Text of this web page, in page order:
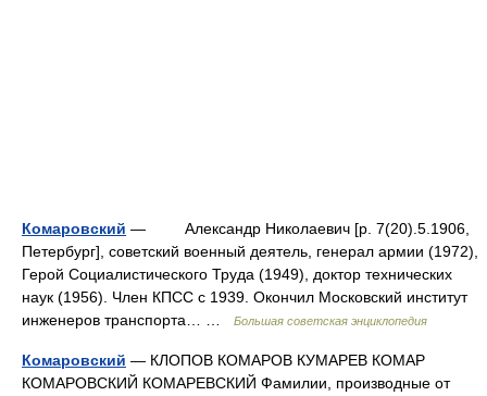
Комаровский — Александр Николаевич [р. 7(20).5.1906,
Петербург], советский военный деятель, генерал армии (1972),
Герой Социалистического Труда (1949), доктор технических
наук (1956). Член КПСС с 1939. Окончил Московский институт
инженеров транспорта… …
Большая советская энциклопедия
Комаровский — КЛОПОВ КОМАРОВ КУМАРЕВ КОМАР
КОМАРОВСКИЙ КОМАРЕВСКИЙ Фамилии, производные от